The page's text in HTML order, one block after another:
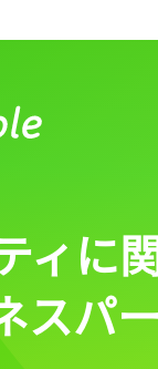
ィに
スパ